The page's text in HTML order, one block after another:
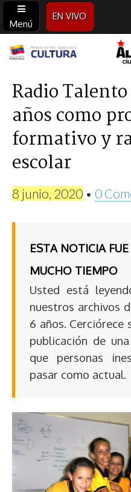
Menú
EN VIVO
Alba
Ciudad
96.3
FM
Radio
años como
formativo y
escolar
8 junio, 2020 • 0
ESTA NOTICIA
MUCHO TIEMPO
Usted está
nuestros archivos
6 años. Cerciórece
publicación de
que personas
pasar como actual.